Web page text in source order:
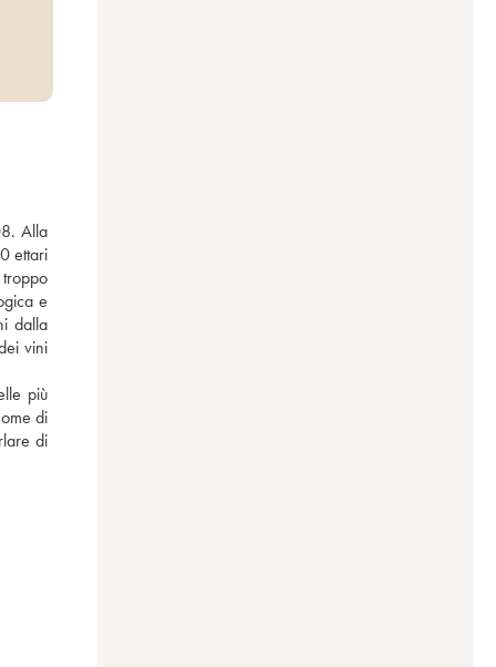
Alla
ettari
e
dalla
vini
più
di
di